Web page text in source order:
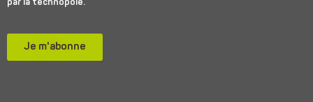
par la technopole.
Je m'abonne